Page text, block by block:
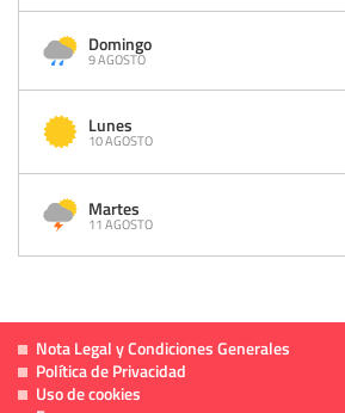
Domingo
9 AGOSTO
Lunes
10 AGOSTO
Martes
11 AGOSTO
Nota Legal y Condiciones Generales
Política de Privacidad
Uso de cookies